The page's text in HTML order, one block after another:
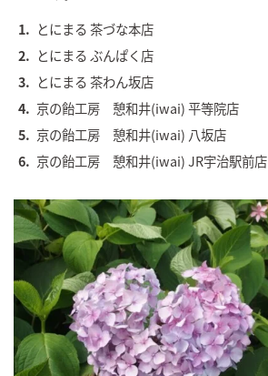
とにまる 茶づな本店
とにまる ぶんぱく店
とにまる 茶わん坂店
京の飴工房 憩和井(iwai) 平等院店
京の飴工房 憩和井(iwai) 八坂店
京の飴工房 憩和井(iwai) JR宇治駅前店